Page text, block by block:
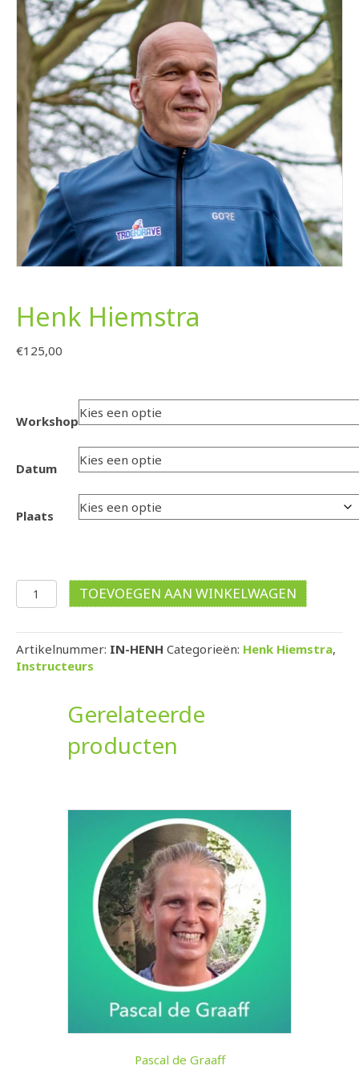
Henk Hiemstra
€125,00
Workshop
Datum
Plaats
Henk
Hiemstra
TOEVOEGEN AAN WINKELWAGEN
Artikelnummer: IN-HENH Categorieën: Henk Hiemstra,
Instructeurs
Gerelateerde
producten
Pascal de Graaff